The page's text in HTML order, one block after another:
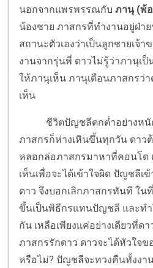
นอกจากแพรพรรณกับ ภานุ (พ้
น้องชาย ภาสกรที่ทำงานอยู่ฝ่า
สถานะตัวเองว่าเป็นลูกชายเจ้า
งานจากรุ่นพี่ ดาวไม่รู้ว่าภานุเ
ให้ภานุเห็น ภานุเตือนภาสกรว่
เห็น
ชีวิตปัญชลีตกต่ำอย่างหนัก
ภาสกรก็ห่างเหินขึ้นทุกวัน ดาว
หลอกล่อภาสกรมาหาที่คอนโ
เห็นเพื่อจะได้เข้าใจผิด ปัญชลีเ
ดาว จึงบอกเลิกภาสกรทันที ใน
ขึ้นเป็นพิธีกรแทนปัญชลี และท
กัน เหลือเพียงแค่อย่างเดียวที่ด
ภาสกรรักดาว ดาวจะได้หัวใจ
หรือไม่? ปัญชลีจะทวงคืนทั้งงา